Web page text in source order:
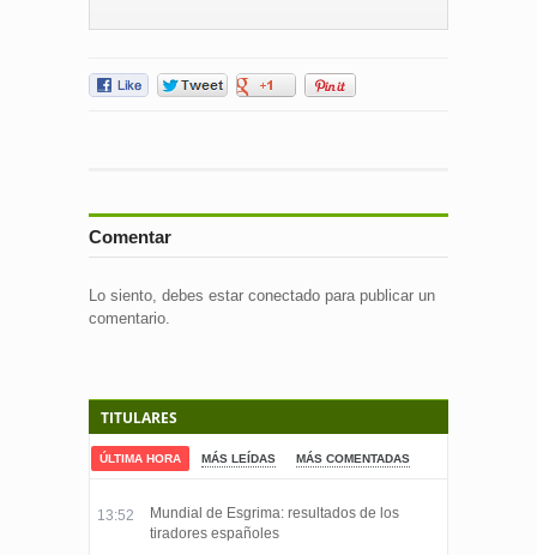
Comentar
Lo siento, debes estar conectado para publicar un
comentario.
TITULARES
ÚLTIMA HORA MÁS LEÍDAS MÁS COMENTADAS
13:52
Mundial de Esgrima: resultados de los
tiradores españoles